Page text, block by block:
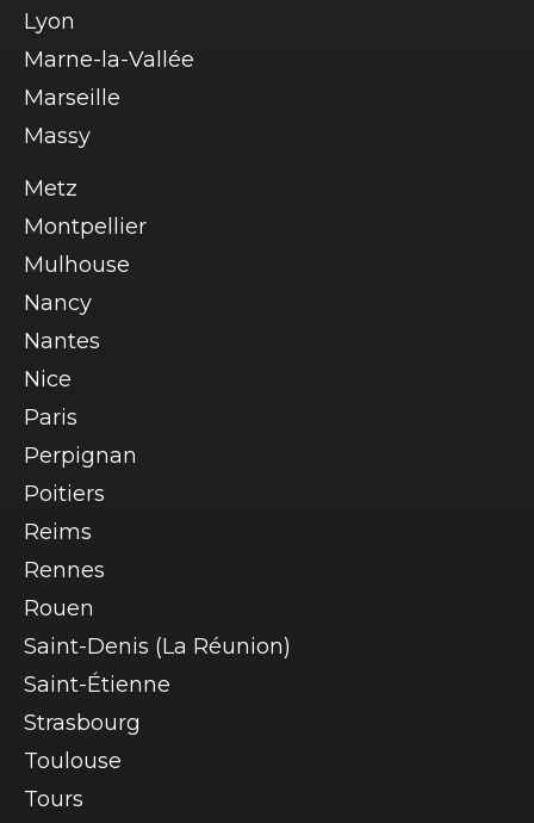
Lyon
Marne-la-Vallée
Marseille
Massy
Metz
Montpellier
Mulhouse
Nancy
Nantes
Nice
Paris
Perpignan
Poitiers
Reims
Rennes
Rouen
Saint-Denis (La Réunion)
Saint-Étienne
Strasbourg
Toulouse
Tours